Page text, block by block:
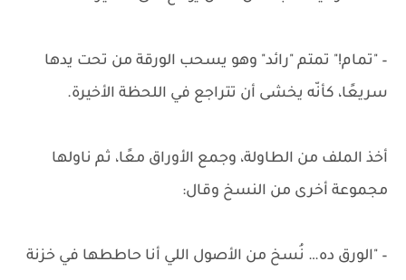
– "تمام!" تمتم "رائد" وهو يسحب الورقة من تحت يدها
سريعًا، كأنّه يخشى أن تتراجع في اللحظة الأخيرة.
أخذ الملف من الطاولة، وجمع الأوراق معًا، ثم ناولها
مجموعة أخرى من النسخ وقال:
– "الورق ده… نُسخ من الأصول اللي أنا حاططها في خزنة